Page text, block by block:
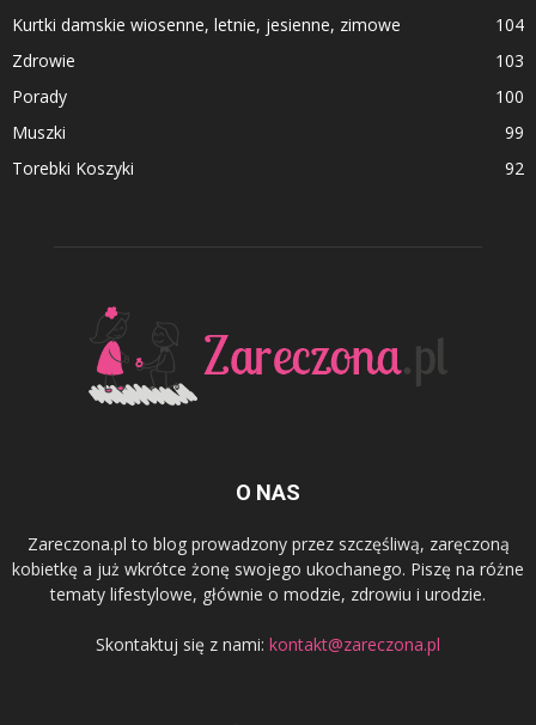
Kurtki damskie wiosenne, letnie, jesienne, zimowe
104
Zdrowie
103
Porady
100
Muszki
99
Torebki Koszyki
92
O NAS
Zareczona.pl to blog prowadzony przez szczęśliwą, zaręczoną
kobietkę a już wkrótce żonę swojego ukochanego. Piszę na różne
tematy lifestylowe, głównie o modzie, zdrowiu i urodzie.
Skontaktuj się z nami: kontakt@zareczona.pl